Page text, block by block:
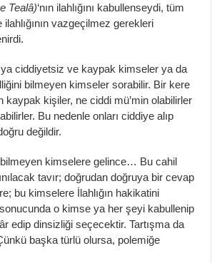
Tealâ)‘nın ilahlığını kabullenseydi, tüm
ilahlığının vazgeçilmez gerekleri
ciddiyetsiz ve kaypak kimseler ya da
bilmeyen kimseler sorabilir. Bir kere
kaypak kişiler, ne ciddi mü’min olabilirler
Bu nedenle onları ciddiye alıp
değildir.
kimselere gelince… Bu cahil
tavır; doğrudan doğruya bir cevap
bu kimselere İlahlığın hakikatini
o kimse ya her şeyi kabullenip
edip dinsizliği seçecektir. Tartışma da
başka türlü olursa, polemiğe